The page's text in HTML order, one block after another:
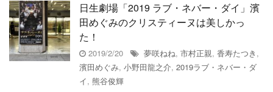
日生劇場「2019 ラブ・ネバー・ダイ」濱
田めぐみのクリスティーヌは美しかっ
た！
2019/2/20 夢咲ねね, 市村正親, 香寿たつき ,
濱田めぐみ, 小野田龍之介, 2019ラブ・ネバー・ダ
イ, 熊谷俊輝